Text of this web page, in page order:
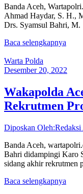
Banda Aceh,
Ahmad Haydar, S. H.,
Drs. Syamsul Bahri, M.
Baca selengkapnya
Warta Polda
Desember 20, 2022
Wakapolda
Rekrutmen
Diposkan Oleh:Redaksi
Banda Aceh,
Bahri didampingi Karo
sidang akhir rekrutmen
Baca selengkapnya